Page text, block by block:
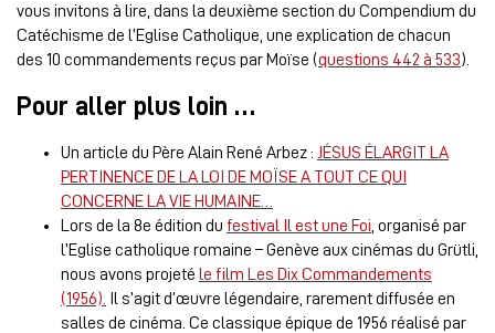
vous invitons à lire, dans la deuxième section du Compendium du
Catéchisme de l’Eglise Catholique, une explication de chacun
des 10 commandements reçus par Moïse (questions 442 à 533).
Pour aller plus loin …
Un article du Père Alain René Arbez : JÉSUS ÉLARGIT LA
PERTINENCE DE LA LOI DE MOÏSE A TOUT CE QUI
CONCERNE LA VIE HUMAINE…
Lors de la 8e édition du festival Il est une Foi , organisé par
l’Eglise catholique romaine – Genève aux cinémas du Grütli,
nous avons projeté le film Les Dix Commandements
(1956).
Il s’agit d’œuvre légendaire, rarement diffusée en
salles de cinéma. Ce classique épique de 1956 réalisé par